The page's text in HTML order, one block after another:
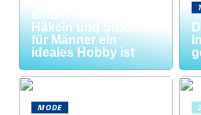
entdecken: Warum
Häkeln und Stricken
für Männer ein
ideales Hobby ist
MODE